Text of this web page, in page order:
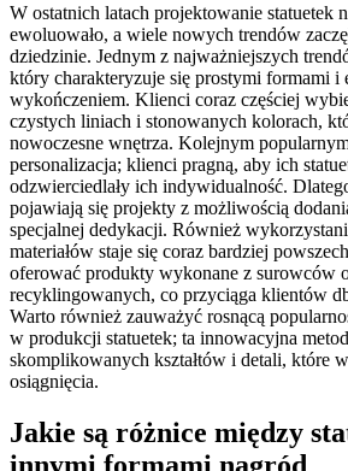
W ostatnich latach projektowanie statuetek
ewoluowało, a wiele nowych trendów
dziedzinie. Jednym z najważniejszych
który charakteryzuje się prostymi formami i
wykończeniem. Klienci coraz częściej
czystych liniach i stonowanych kolorach,
nowoczesne wnętrza. Kolejnym
personalizacja; klienci pragną, aby ich
odzwierciedlały ich indywidualność.
pojawiają się projekty z możliwością
specjalnej dedykacji. Również
materiałów staje się coraz bardziej
oferować produkty wykonane z surowców
recyklingowanych, co przyciąga klientów
Warto również zauważyć rosnącą
w produkcji statuetek; ta innowacyjna
skomplikowanych kształtów i detali, które
osiągnięcia.
Jakie są różnice między
innymi formami nagród